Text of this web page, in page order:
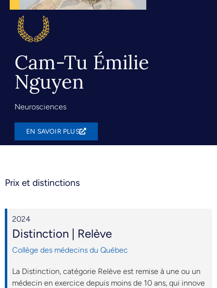
Cam-Tu Émilie
Nguyen
Neurosciences
EN SAVOIR PLUS
Prix et distinctions
2024
Distinction | Relève
Collège des médecins du Québec
La Distinction, catégorie Relève est remise à une ou un
médecin en exercice depuis moins de 10 ans, qui innove